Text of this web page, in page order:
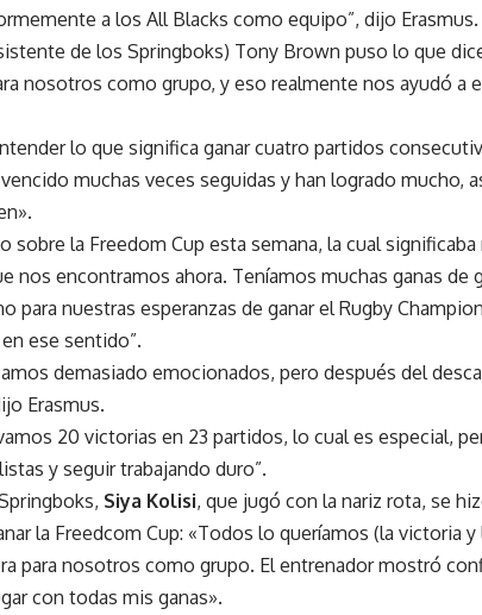
a los All Blacks como equipo”, dijo Erasmus.
de los Springboks) Tony Brown puso lo que
nosotros como grupo, y eso realmente nos ayudó a
lo que significa ganar cuatro partidos
muchas veces seguidas y han logrado mucho,
sobre la Freedom Cup esta semana, la cual
nos encontramos ahora. Teníamos muchas ganas de
para nuestras esperanzas de ganar el Rugby
ese sentido”.
demasiado emocionados, pero después del
Erasmus.
20 victorias en 23 partidos, lo cual es especial,
y seguir trabajando duro”.
Siya Kolisi, que jugó con la nariz rota, se
la Freedcom Cup: «Todos lo queríamos (la victoria
para nosotros como grupo. El entrenador mostró
con todas mis ganas».